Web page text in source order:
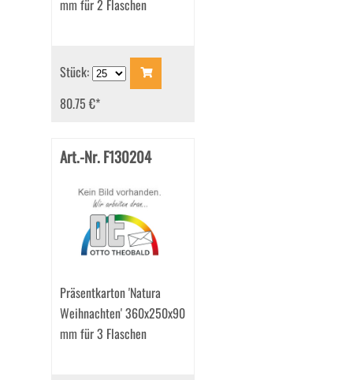
mm für 2 Flaschen
Stück:
80.75 €*
Art.-Nr. F130204
Präsentkarton 'Natura
Weihnachten' 360x250x90
mm für 3 Flaschen